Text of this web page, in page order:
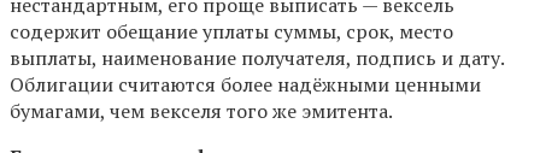
содержит обещание уплаты суммы, срок, место
выплаты, наименование получателя, подпись и дату.
Облигации считаются более надёжными ценными
бумагами, чем векселя того же эмитента.